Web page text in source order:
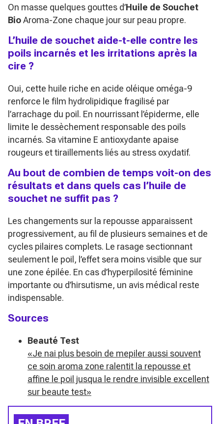
On masse quelques gouttes d’Huile de Souchet
BioAroma-Zone chaque jour sur peau propre.
L’huile de souchet aide-t-elle contre les
poils incarnés et les irritations après la
cire ?
Oui, cette huile riche en acide oléique oméga-9
renforce le film hydrolipidique fragilisé par
l’arrachage du poil. En nourrissant l’épiderme, elle
limite le dessèchement responsable des poils
incarnés. Sa vitamine E antioxydante apaise
rougeurs et tiraillements liés au stress oxydatif.
Au bout de combien de temps voit-on des
résultats et dans quels cas l’huile de
souchet ne suffit pas ?
Les changements sur la repousse apparaissent
progressivement, au fil de plusieurs semaines et de
cycles pilaires complets. Le rasage sectionnant
seulement le poil, l’effet sera moins visible que sur
une zone épilée. En cas d’hyperpilosité féminine
importante ou d’hirsutisme, un avis médical reste
indispensable.
Sources
Beauté Test
«Je nai plus besoin de mepiler aussi souvent
ce soin aroma zone ralentit la repousse et
affine le poil jusqua le rendre invisible excellent
sur beaute test»